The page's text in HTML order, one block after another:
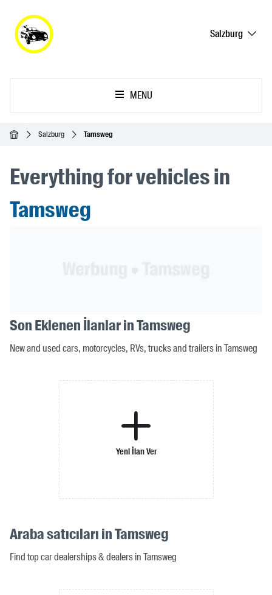
Salzburg
MENU
Ana SayfaSalzburg Tamsweg
Everything for vehicles in
Tamsweg
Son Eklenen İlanlar in Tamsweg
New and used cars, motorcycles, RVs, trucks and trailers in Tamsweg
Yeni İlan Ver
Araba satıcıları in Tamsweg
Find top car dealerships & dealers in Tamsweg